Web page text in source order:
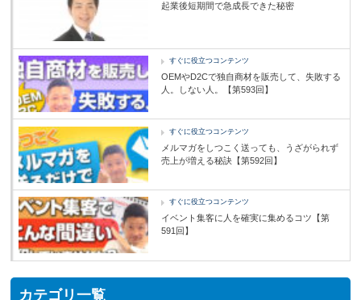
起業後短期間で急成長できた秘密
すぐに役立つコンテンツ
OEMやD2Cで独自商材を販売して、失敗する
人。しない人。【第593回】
すぐに役立つコンテンツ
メルマガをしつこく送っても、うざがられず
売上が増える秘訣【第592回】
すぐに役立つコンテンツ
イベント集客に人を確実に集めるコツ【第
591回】
カテゴリ一覧